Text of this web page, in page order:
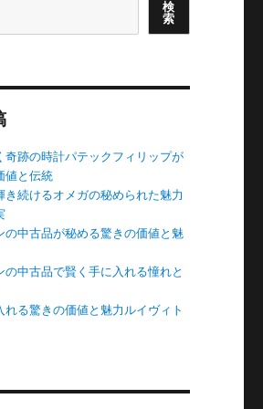
検
索
奇跡の時計パテックフィリップが
値と伝統
き続けるオメガの秘められた魅力
の中古品が秘める驚きの価値と魅
の中古品で賢く手に入れる憧れと
れる驚きの価値と魅力ルイヴィト